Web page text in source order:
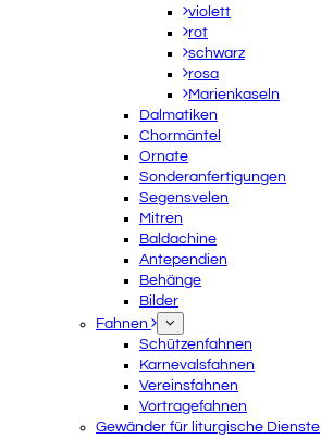
violett
rot
schwarz
rosa
Marienkaseln
Dalmatiken
Chormäntel
Ornate
Sonderanfertigungen
Segensvelen
Mitren
Baldachine
Antependien
Behänge
Bilder
Fahnen
Schützenfahnen
Karnevalsfahnen
Vereinsfahnen
Vortragefahnen
Gewänder für liturgische Dienste